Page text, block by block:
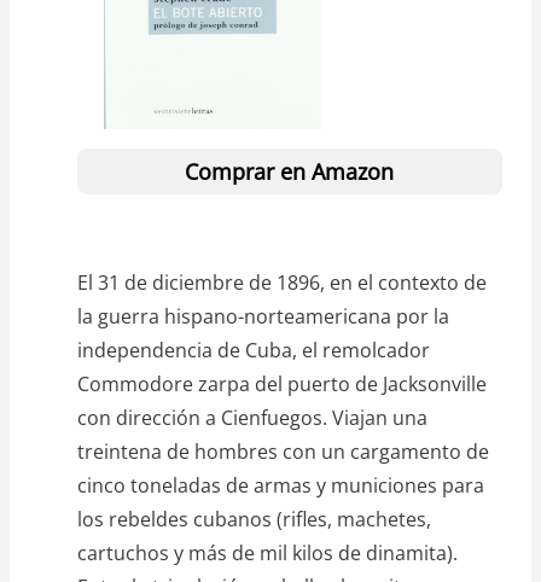
Comprar en Amazon
El 31 de diciembre de 1896, en el contexto de
la guerra hispano-norteamericana por la
independencia de Cuba, el remolcador
Commodore zarpa del puerto de Jacksonville
con dirección a Cienfuegos. Viajan una
treintena de hombres con un cargamento de
cinco toneladas de armas y municiones para
los rebeldes cubanos (rifles, machetes,
cartuchos y más de mil kilos de dinamita).